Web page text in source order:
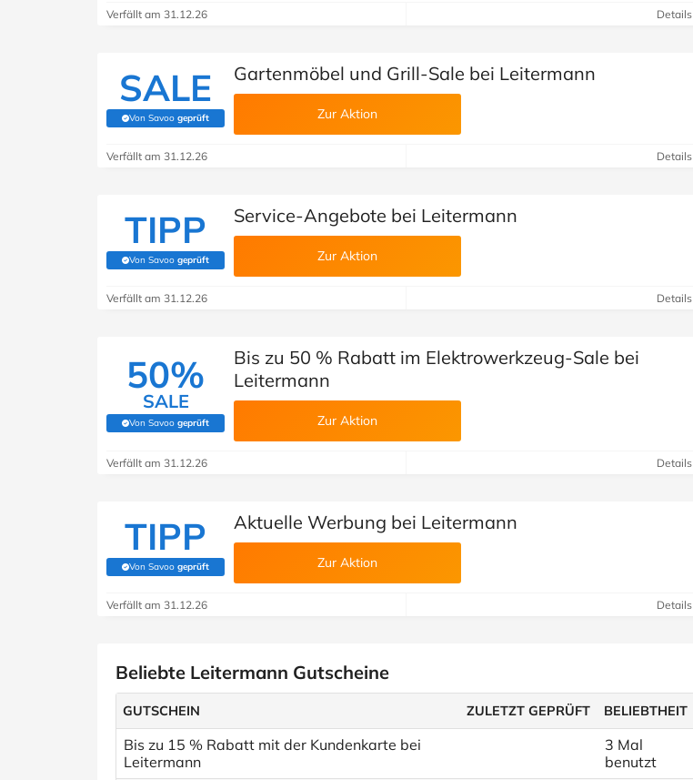
Verfällt am 31.12.26 Details
SALE
Von Savoo geprüft
(Von Savoo geprüft)
Gartenmöbel und Grill-Sale bei Leitermann
Zur Aktion
Verfällt am 31.12.26 Details
TIPP
Von Savoo geprüft
(Von Savoo geprüft)
Service-Angebote bei Leitermann
Zur Aktion
Verfällt am 31.12.26 Details
50%
SALE
Von Savoo geprüft
(Von Savoo geprüft)
Bis zu 50 % Rabatt im Elektrowerkzeug-Sale bei
Leitermann
Zur Aktion
Verfällt am 31.12.26 Details
TIPP
Von Savoo geprüft
(Von Savoo geprüft)
Aktuelle Werbung bei Leitermann
Zur Aktion
Verfällt am 31.12.26 Details
Beliebte Leitermann Gutscheine
GUTSCHEIN ZULETZT GEPRÜFT BELIEBTHEIT
Bis zu 15 % Rabatt mit der Kundenkarte bei
Leitermann
3 Mal
benutzt